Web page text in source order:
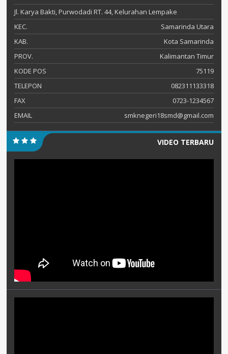
Jl. Karya Bakti, Purwodadi RT. 44, Kelurahan Lempake
KEC.
Samarinda Utara
KAB.
Kota Samarinda
PROV.
Kalimantan Timur
KODE POS
75119
TELEPON
082311133318
FAX
0723-1234567
EMAIL
smknegeri18smd@gmail.com
VIDEO TERBARU